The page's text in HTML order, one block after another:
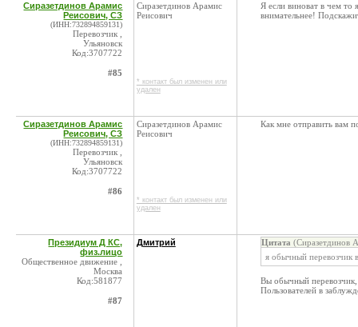
Сиразетдинов Арамис
Реисович, СЗ
(ИНН:732894859131)
Перевозчик ,
Ульяновск
Код:3707722
#85
Сиразетдинов Арамис
Реисович
* контакт был изменен или
удален
Я если виноват в чем то
внимательнее!
Сиразетдинов Арамис
Реисович, СЗ
(ИНН:732894859131)
Перевозчик ,
Ульяновск
Код:3707722
#86
Сиразетдинов Арамис
Реисович
* контакт был изменен или
удален
Как мне отправить вам
Президиум Д КС,
физ.лицо
Общественное движение ,
Москва
Код:581877
#87
Дмитрий Цитата (Сиразетдинов
я обычный перевозчик
Вы обычный перевозчик,
Пользователей в